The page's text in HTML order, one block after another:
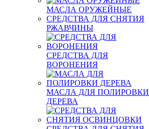
МАСЛА ОРУЖЕЙНЫЕ
СРЕДСТВА ДЛЯ СНЯТИЯ
РЖАВЧИНЫ
СРЕДСТВА ДЛЯ
ВОРОНЕНИЯ
МАСЛА ДЛЯ ПОЛИРОВКИ
ДЕРЕВА